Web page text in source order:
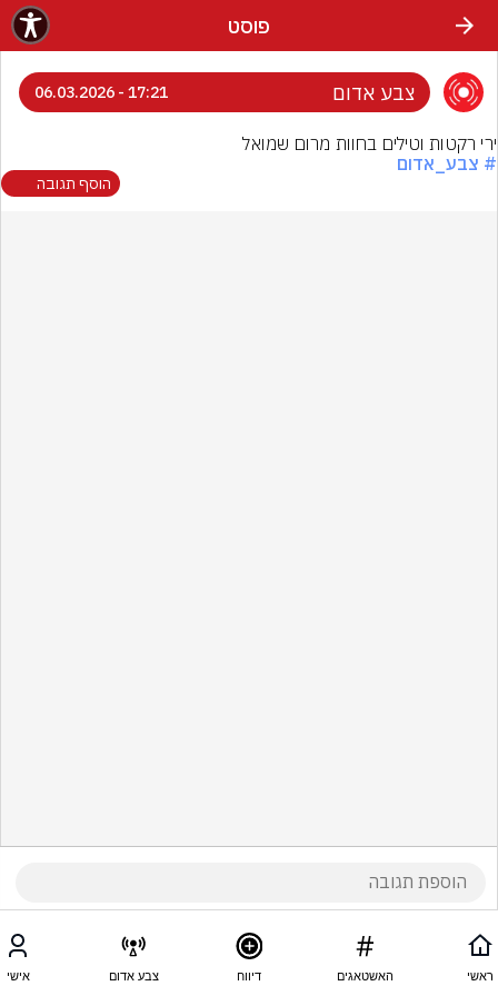
פוסט
צבע אדום 17:21 - 06.03.2026
ירי רקטות וטילים בחוות מרום שמואל
# צבע_אדום
הוסף תגובה
ראשי האשטאגים דיווח צבע אדום אישי